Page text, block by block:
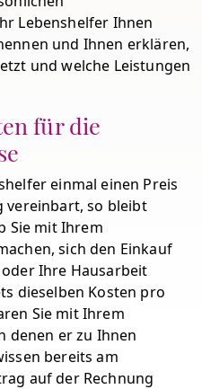
Lebenshelfer Ihnen
und Ihnen erklären,
und welche Leistungen
für die
einmal einen Preis
vereinbart, so bleibt
Sie mit Ihrem
sich den Einkauf
Ihre Hausarbeit
dieselben Kosten pro
Sie mit Ihrem
denen er zu Ihnen
bereits am
auf der Rechnung